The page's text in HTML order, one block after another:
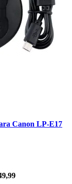
Canon LP-E17